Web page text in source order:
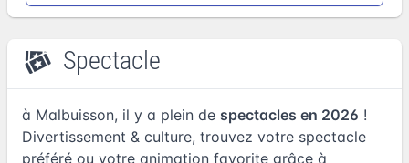
Spectacle
à Malbuisson, il y a plein de spectacles en 2026 !
Divertissement & culture, trouvez votre spectacle
préféré ou votre animation favorite grâce à